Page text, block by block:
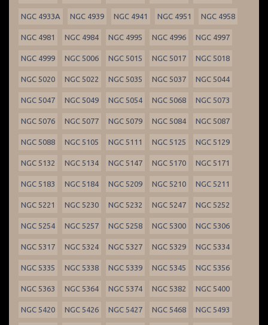
NGC 4933A NGC 4939 NGC 4941 NGC 4951 NGC 4958
NGC 4981 NGC 4984 NGC 4995 NGC 4996 NGC 4997
NGC 4999 NGC 5006 NGC 5015 NGC 5017 NGC 5018
NGC 5020 NGC 5022 NGC 5035 NGC 5037 NGC 5044
NGC 5047 NGC 5049 NGC 5054 NGC 5068 NGC 5073
NGC 5076 NGC 5077 NGC 5079 NGC 5084 NGC 5087
NGC 5088 NGC 5105 NGC 5111 NGC 5125 NGC 5129
NGC 5132 NGC 5134 NGC 5147 NGC 5170 NGC 5171
NGC 5183 NGC 5184 NGC 5209 NGC 5210 NGC 5211
NGC 5221 NGC 5230 NGC 5232 NGC 5247 NGC 5252
NGC 5254 NGC 5257 NGC 5258 NGC 5300 NGC 5306
NGC 5317 NGC 5324 NGC 5327 NGC 5329 NGC 5334
NGC 5335 NGC 5338 NGC 5339 NGC 5345 NGC 5356
NGC 5363 NGC 5364 NGC 5374 NGC 5382 NGC 5400
NGC 5420 NGC 5426 NGC 5427 NGC 5468 NGC 5493